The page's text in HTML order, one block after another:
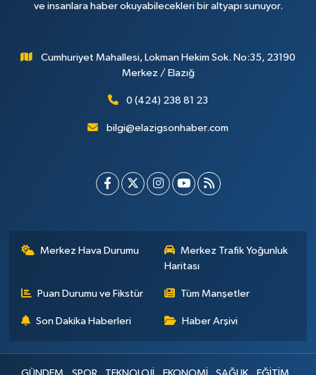
ve insanlara haber okuyabilecekleri bir altyapı sunuyor.
Cumhuriyet Mahallesi, Lokman Hekim Sok. No:35, 23190
Merkez / Elazığ
0 (424) 238 81 23
bilgi@elazigsonhaber.com
Merkez Hava Durumu
Merkez Trafik Yoğunluk
Haritası
Puan Durumu ve Fikstür Tüm Manşetler
Son Dakika Haberleri Haber Arşivi